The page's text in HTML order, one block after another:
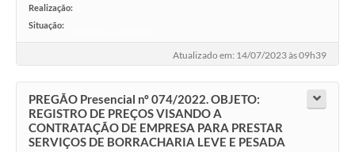
Realização:
Situação:
Atualizado em: 14/07/2023 às 09h39
PREGÃO Presencial nº 074/2022. OBJETO:
REGISTRO DE PREÇOS VISANDO A
CONTRATAÇÃO DE EMPRESA PARA PRESTAR
SERVIÇOS DE BORRACHARIA LEVE E PESADA